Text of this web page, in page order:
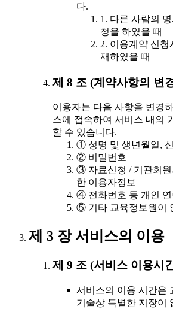
다.
1. 다른 사람의
청을 하였을 때
2. 이용계약 신청
재하였을 때
제 8 조 (계약사항의 변
이용자는 다음 사항을 변경
스에 접속하여 서비스 내의
할 수 있습니다.
① 성명 및 생년월일,
② 비밀번호
③ 자료신청 / 기관회원
한 이용자정보
④ 전화번호 등 개인 연
⑤ 기타 교육정보원이
제 3 장 서비스의 이용
제 9 조 (서비스 이용시
서비스의 이용 시간은
기술상 특별한 지장이